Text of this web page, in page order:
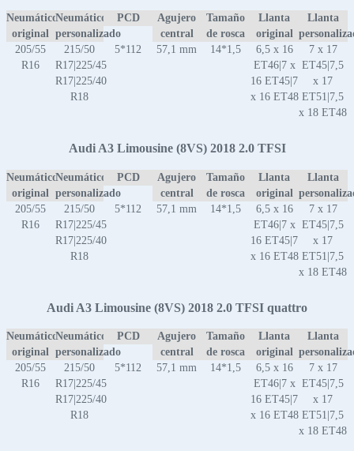
Neumático
original
Neumático
personalizado
PCD
Agujero
central
Tamaño
de rosca
Llanta
original
Llanta
205/55
R16
215/50
R17|225/45
R17|225/40
R18
5*112 57,1 mm 14*1,5
6,5 x 16
ET46|7 x
16 ET45|7
x 16 ET48
7 x 17
ET45|7,5
x 17
ET51|7,5
x 18 ET48
Audi A3 Limousine (8VS) 2018 2.0 TFSI
Neumático
original
Neumático
personalizado
PCD
Agujero
central
Tamaño
de rosca
Llanta
original
Llanta
205/55
R16
215/50
R17|225/45
R17|225/40
R18
5*112 57,1 mm 14*1,5
6,5 x 16
ET46|7 x
16 ET45|7
x 16 ET48
7 x 17
ET45|7,5
x 17
ET51|7,5
x 18 ET48
Audi A3 Limousine (8VS) 2018 2.0 TFSI quattro
Neumático
original
Neumático
personalizado
PCD
Agujero
central
Tamaño
de rosca
Llanta
original
Llanta
205/55
R16
215/50
R17|225/45
R17|225/40
R18
5*112 57,1 mm 14*1,5
6,5 x 16
ET46|7 x
16 ET45|7
x 16 ET48
7 x 17
ET45|7,5
x 17
ET51|7,5
x 18 ET48